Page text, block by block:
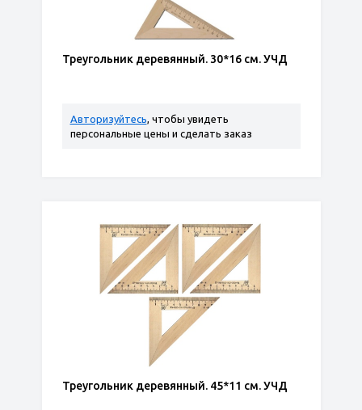
Треугольник деревянный. 30*16 см. УЧД
Авторизуйтесь, чтобы увидеть
персональные цены и сделать заказ
Треугольник деревянный. 45*11 см. УЧД